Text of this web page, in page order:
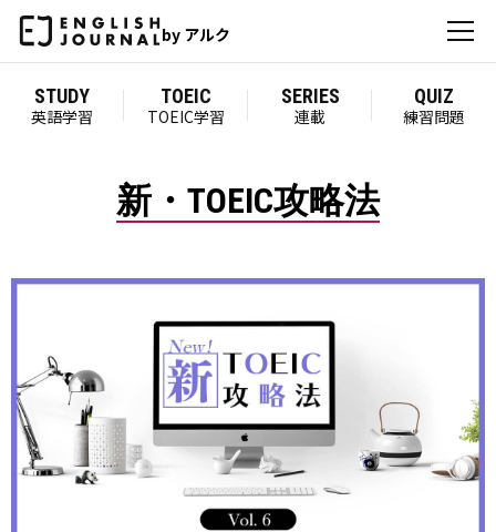
by アルク
STUDY
英語学習
TOEIC
TOEIC学習
SERIES
連載
QUIZ
練習問題
新・TOEIC攻略法